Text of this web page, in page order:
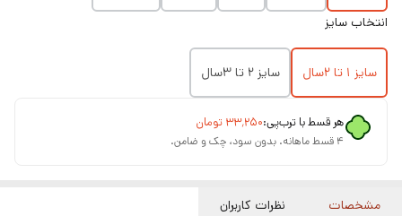
انتخاب سایز
سایز ۱ تا ۲سال سایز ۲ تا ۳سال
هر قسط با ترب‌پی:۳۳٬۲۵۰ تومان
۴ قسط ماهانه. بدون سود، چک و ضامن.
مشخصات نظرات کاربران